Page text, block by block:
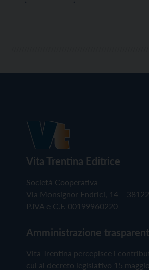
Vita Trentina Editrice
Società Cooperativa
Via Monsignor Endrici, 14 –
P.IVA e C.F. 00199960220
Amministrazione
Vita Trentina percepisce i
cui al decreto legislativo 15